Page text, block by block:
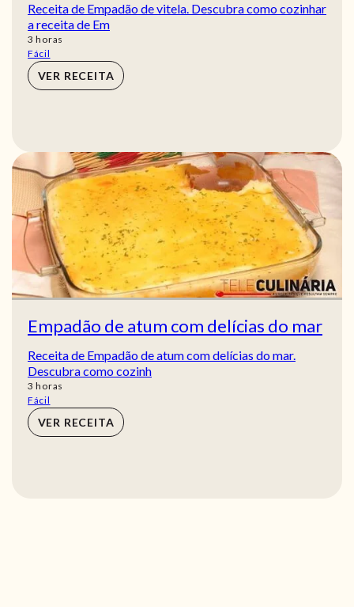
Receita de Empadão de vitela. Descubra como cozinhar
a receita de Em
3 horas
horas
Fácil
VER RECEITA
Empadão de atum com delícias do mar
Receita de Empadão de atum com delícias do mar.
Descubra como cozinh
3 horas
horas
Fácil
VER RECEITA